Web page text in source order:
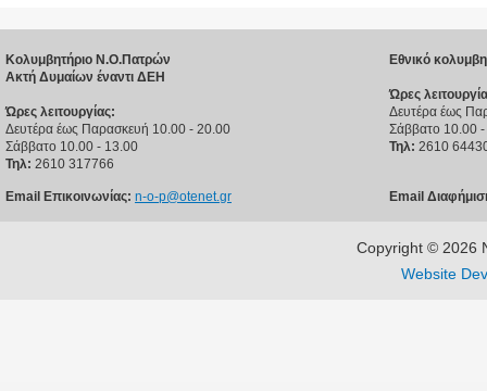
Κολυμβητήριο Ν.Ο.Πατρών
Ακτή Δυμαίων έναντι ΔΕΗ
Ώρες λειτουργίας:
Δευτέρα έως Παρασκευή 10.00 - 20.00
Σάββατο 10.00 - 13.00
Τηλ: 2610 317766
Email Επικοινωνίας: n-o-p@otenet.gr
Εθνικό
Ώρες
Δευτέρα έως
Σάββατο 10.00
Τηλ: 2610
Email
Copyright © 2026
Website